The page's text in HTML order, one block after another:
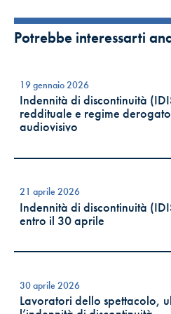
Potrebbe interessarti
19 gennaio 2026
Indennità di discontinuità
reddituale e regime
audiovisivo
21 aprile 2026
Indennità di discontinuità
entro il 30 aprile
30 aprile 2026
Lavoratori dello spettacolo,